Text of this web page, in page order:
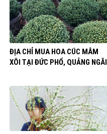
ĐỊA CHỈ MUA HOA CÚC MÂM
XÔI TẠI ĐỨC PHỔ, QUẢNG NGÃI